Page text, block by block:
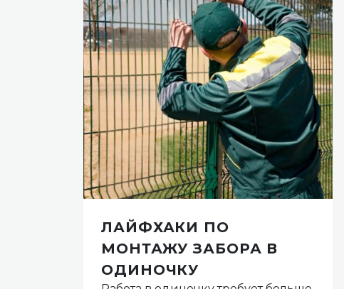
ЛАЙФХАКИ ПО
МОНТАЖУ ЗАБОРА В
ОДИНОЧКУ